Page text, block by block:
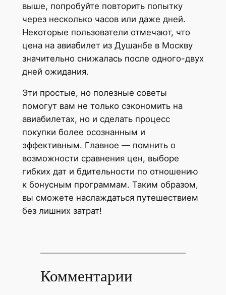
выше, попробуйте повторить попытку
через несколько часов или даже дней.
Некоторые пользователи отмечают, что
цена на авиабилет из Душанбе в Москву
значительно снижалась после одного-двух
дней ожидания.
Эти простые, но полезные советы
помогут вам не только сэкономить на
авиабилетах, но и сделать процесс
покупки более осознанным и
эффективным. Главное — помнить о
возможности сравнения цен, выборе
гибких дат и бдительности по отношению
к бонусным программам. Таким образом,
вы сможете наслаждаться путешествием
без лишних затрат!
Комментарии